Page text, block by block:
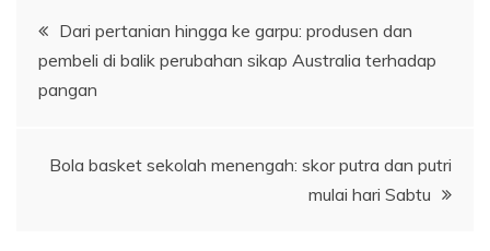
Navigasi
pos
Dari pertanian hingga ke garpu: produsen dan
pembeli di balik perubahan sikap Australia terhadap
pangan
Bola basket sekolah menengah: skor putra dan putri
mulai hari Sabtu